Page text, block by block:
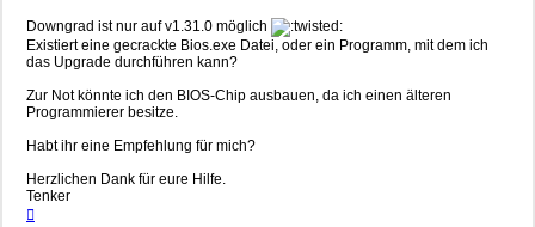
Downgrad ist nur auf v1.31.0 möglich
Existiert eine gecrackte Bios.exe Datei, oder ein Programm, mit dem ich
das Upgrade durchführen kann?
Zur Not könnte ich den BIOS-Chip ausbauen, da ich einen älteren
Programmierer besitze.
Habt ihr eine Empfehlung für mich?
Herzlichen Dank für eure Hilfe.
Tenker